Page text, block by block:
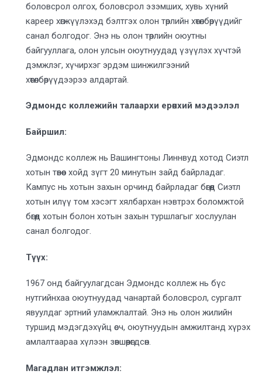
боловсрол олгох, боловсрол эзэмших, хувь хүний
кареер хөгжүүлэхэд бэлтгэх олон төрлийн хөтөлбөрүүдийг
санал болгодог. Энэ нь олон төрлийн оюутны
байгууллага, олон улсын оюутнуудад үзүүлэх хүчтэй
дэмжлэг, хүчирхэг эрдэм шинжилгээний
хөтөлбөрүүдээрээ алдартай.
Эдмондс коллежийн талаархи ерөнхий мэдээлэл
Байршил:
Эдмондс коллеж нь Вашингтоны Линнвуд хотод Сиэтл
хотын төвөөс хойд зүгт 20 минутын зайд байрладаг.
Кампус нь хотын захын орчинд байрладаг бөгөөд Сиэтл
хотын илүү том хэсэгт хялбархан нэвтрэх боломжтой
бөгөөд хотын болон хотын захын туршлагыг хослуулан
санал болгодог.
Түүх:
1967 онд байгуулагдсан Эдмондс коллеж нь бүс
нутгийнхаа оюутнуудад чанартай боловсрол, сургалт
явуулдаг эртний уламжлалтай. Энэ нь олон жилийн
туршид мэдэгдэхүйц өсч, оюутнуудын амжилтанд хүрэх
амлалтаараа хүлээн зөвшөөрөгдсөн.
Магадлан итгэмжлэл: